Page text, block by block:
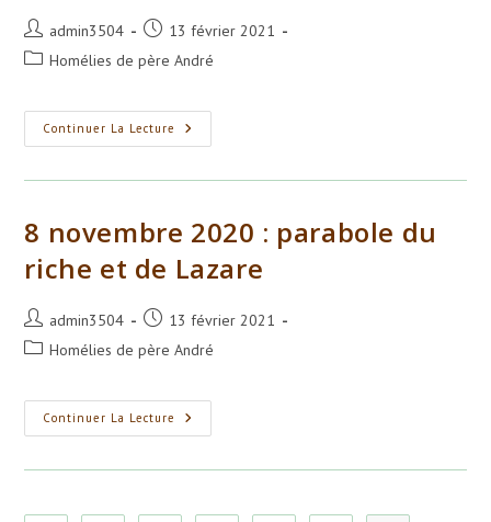
Auteur/autrice
de
admin3504
Publication
publiée :
13 février 2021
PostHomélies de père André
Continuer La Lecture Parabole
Du
Homme
19,
16-
8 novembre 2020 : parabole du
riche et de Lazare
Auteur/autrice
de
admin3504
Publication
publiée :
13 février 2021
PostHomélies de père André
Continuer La Lecture
Novembre
:
Riche